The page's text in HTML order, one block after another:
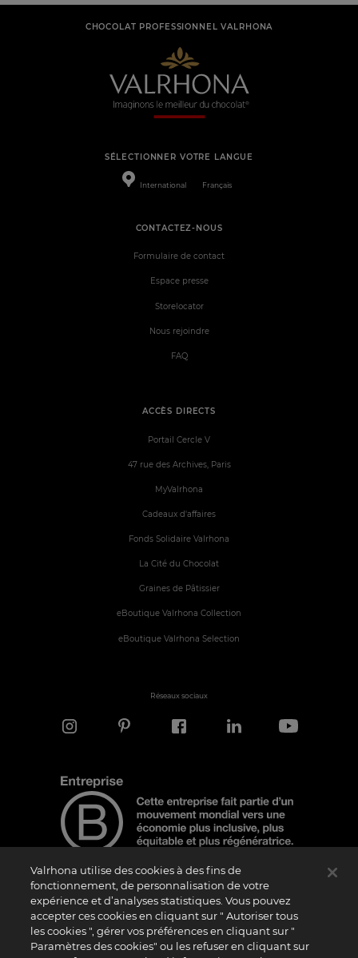
CHOCOLAT PROFESSIONNEL VALRHONA
SÉLECTIONNER VOTRE LANGUE
International Français
ACCÈS DIRECTS
Portail Cercle V
47 rue des Archives, Paris
MyValrhona
Cadeaux d'affaires
Fonds Solidaire Valrhona
La Cité du Chocolat
Graines de Pâtissier
eBoutique Valrhona Collection
eBoutique Valrhona Selection
CONTACTEZ-NOUS
Formulaire de contact
Espace presse
Storelocator
Nous rejoindre
FAQ
Réseaux sociaux
Note d'information
Le logo “Certified B Corporation” est attribué par B Lab, une organisation privée à
but non lucratif, aux entreprises qui, comme la nôtre, ont réalisé avec succès le B
Impact Assessment (“BIA”) et répondent aux exigences de B Lab en matière de
Valrhona utilise des cookies à des fins de
fonctionnement, de personnalisation de votre
expérience et d’analyses statistiques. Vous pouvez
accepter ces cookies en cliquant sur " Autoriser tous
les cookies ", gérer vos préférences en cliquant sur "
Paramètres des cookies" ou les refuser en cliquant sur